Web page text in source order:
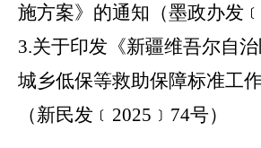
施方案》的通知（墨政办发
3.关于印发《新疆维吾尔自
城乡低保等救助保障标准工
（新民发﹝2025﹞74号）